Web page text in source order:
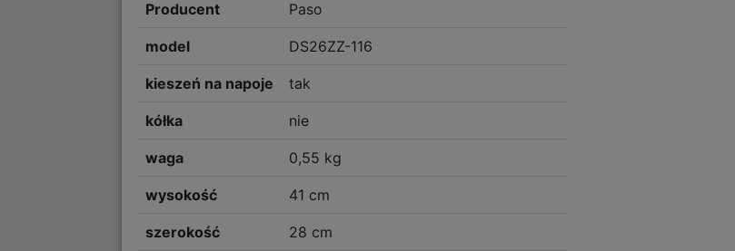
Producent Paso
model DS26ZZ-116
kieszeń na napoje tak
kółka nie
waga 0,55 kg
wysokość 41 cm
szerokość 28 cm